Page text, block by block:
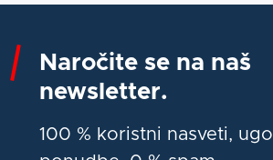
Naročite se na naš
newsletter.
100 % koristni nasveti,